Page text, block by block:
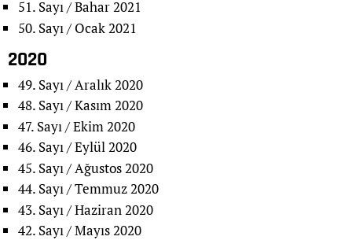
51. Sayı / Bahar 2021
50. Sayı / Ocak 2021
2020
49. Sayı / Aralık 2020
48. Sayı / Kasım 2020
47. Sayı / Ekim 2020
46. Sayı / Eylül 2020
45. Sayı / Ağustos 2020
44. Sayı / Temmuz 2020
43. Sayı / Haziran 2020
42. Sayı / Mayıs 2020